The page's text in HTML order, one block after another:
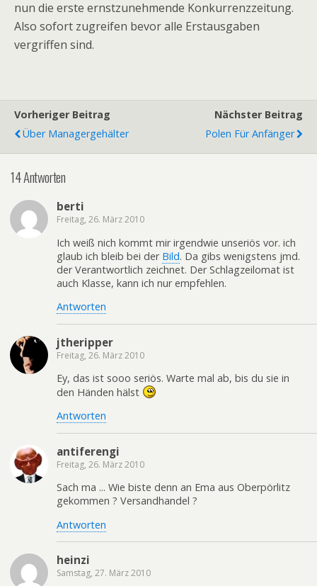
nun die erste ernstzunehmende Konkurrenzzeitung.
Also sofort zugreifen bevor alle Erstausgaben
vergriffen sind.
Vorheriger Beitrag
Über Managergehälter
Nächster Beitrag
Polen Für Anfänger
14 Antworten
berti
Freitag, 26. März 2010
Ich weiß nich kommt mir irgendwie unseriös vor. ich
glaub ich bleib bei der Bild. Da gibs wenigstens jmd.
der Verantwortlich zeichnet. Der Schlagzeilomat ist
auch Klasse, kann ich nur empfehlen.
Antworten
jtheripper
Freitag, 26. März 2010
Ey, das ist sooo seriös. Warte mal ab, bis du sie in
den Händen hälst
Antworten
antiferengi
Freitag, 26. März 2010
Sach ma ... Wie biste denn an Ema aus Oberpörlitz
gekommen ? Versandhandel ?
Antworten
heinzi
Samstag, 27. März 2010